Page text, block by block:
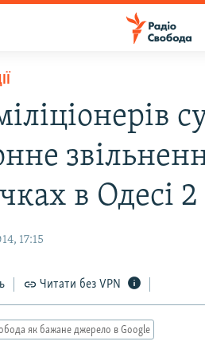
в Одесі
17:15
Читати без VPN
як бажане джерело в Google